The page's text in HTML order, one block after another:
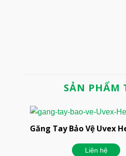
SẢN PHẨM
Găng Tay Bảo Vệ Uvex
Liên hệ